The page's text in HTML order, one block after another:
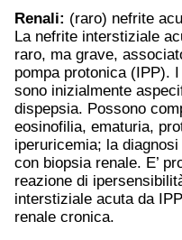
Renali: (raro) nefrite
La nefrite interstiziale
raro, ma grave,
pompa protonica (IPP).
sono inizialmente
dispepsia. Possono
eosinofilia, ematuria,
iperuricemia; la
con biopsia renale. E’
reazione di
interstiziale acuta da
renale cronica.